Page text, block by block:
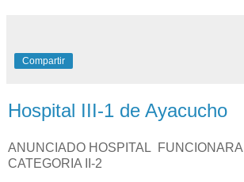
Compartir
Hospital III-1 de Ayacucho
ANUNCIADO HOSPITAL FUNCIONARA
CATEGORIA II-2